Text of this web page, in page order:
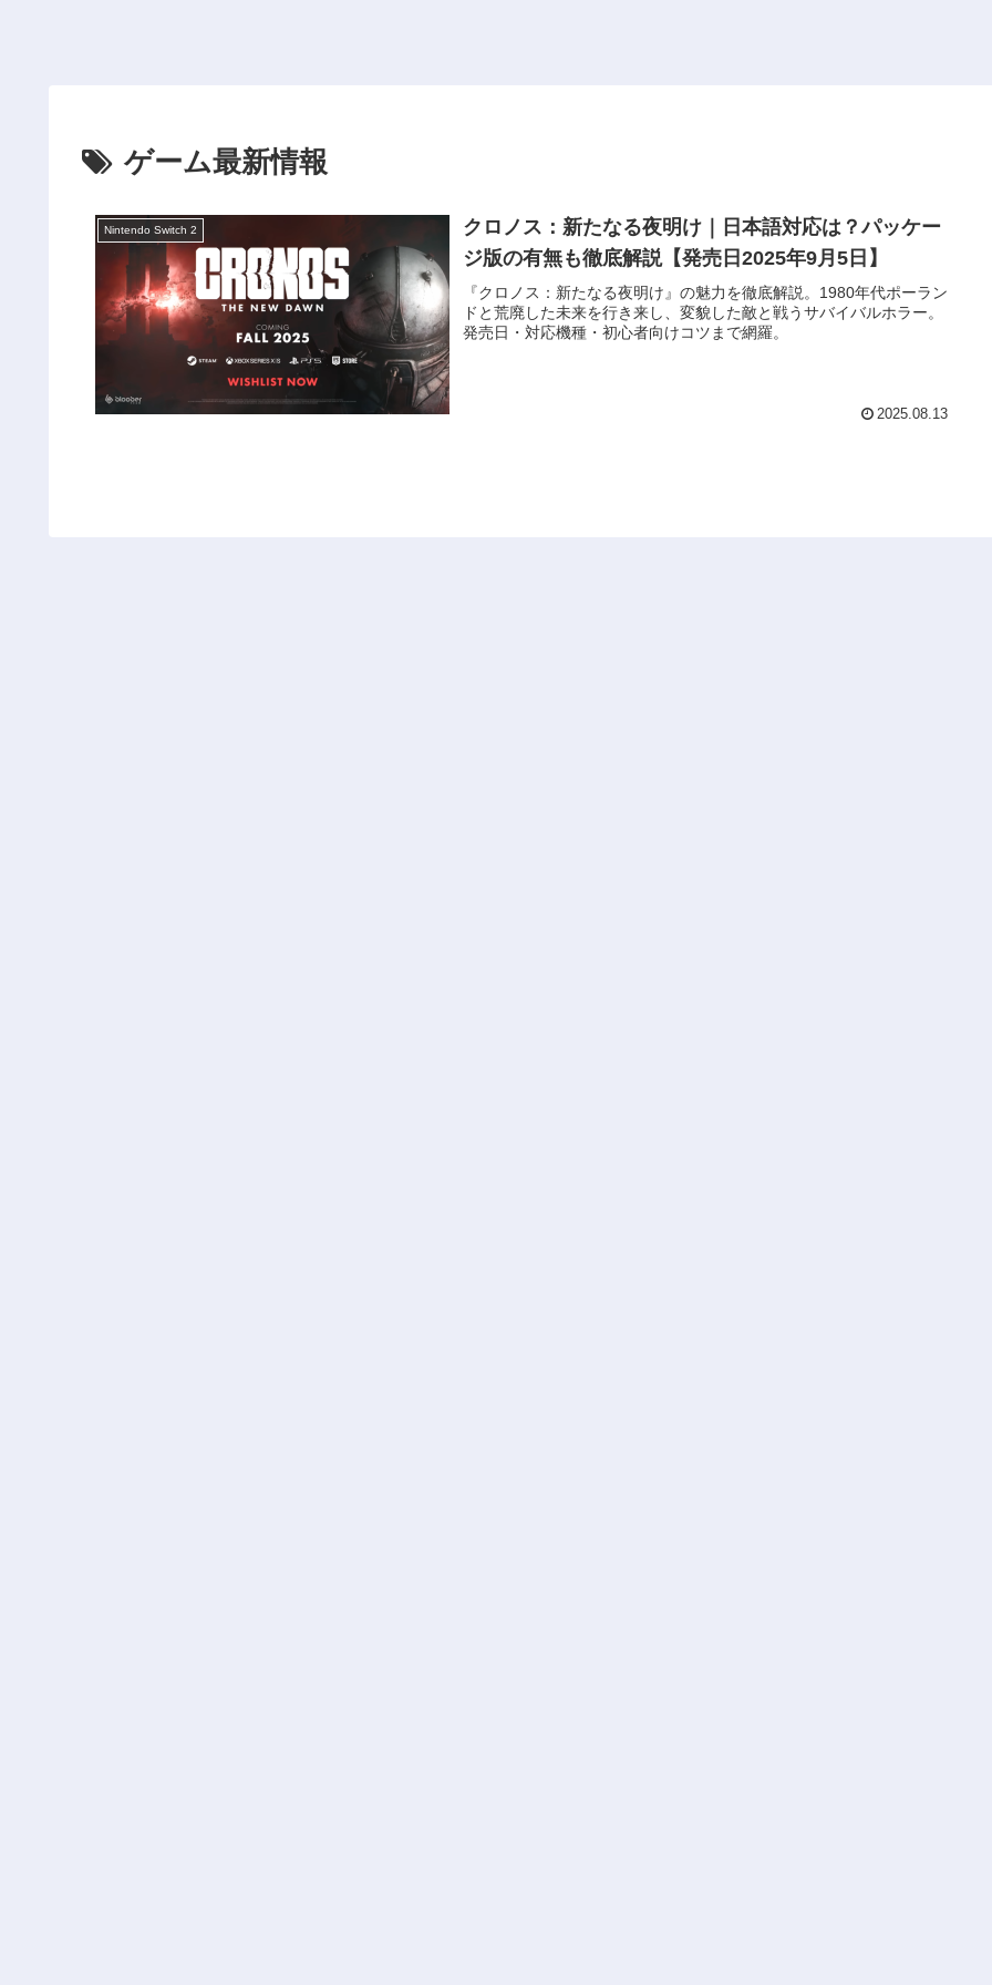
ゲーム最新情報
Nintendo Switch 2
クロノス：新たなる夜明け｜日本語対応は？パッケー
ジ版の有無も徹底解説【発売日2025年9月5日】
『クロノス：新たなる夜明け』の魅力を徹底解説。1980年代ポーラン
ドと荒廃した未来を行き来し、変貌した敵と戦うサバイバルホラー。
発売日・対応機種・初心者向けコツまで網羅。
2025.08.13